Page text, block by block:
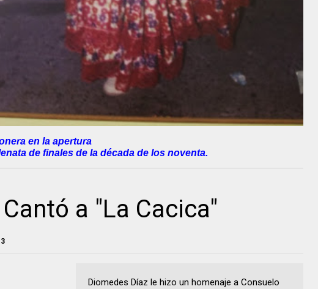
en la apertura
de finales de la década de los noventa.
a "La Cacica"
Diomedes Díaz le hizo un homenaje a Consuelo